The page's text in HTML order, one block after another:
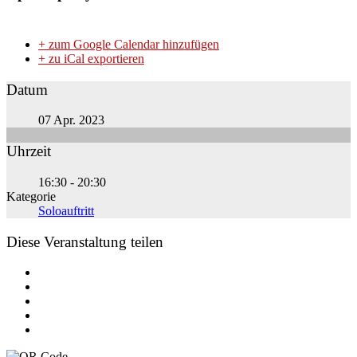
+ zum Google Calendar hinzufügen
+ zu iCal exportieren
Datum
07 Apr. 2023
Uhrzeit
16:30 - 20:30
Kategorie
Soloauftritt
Diese Veranstaltung teilen